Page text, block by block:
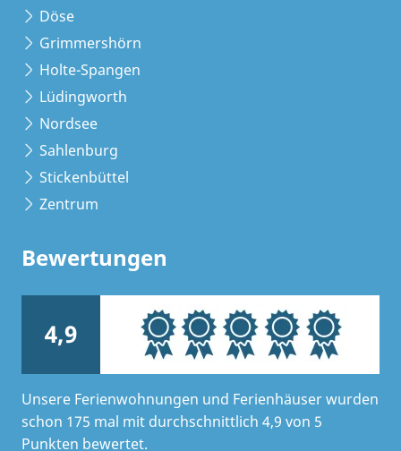
Döse
Grimmershörn
Holte-Spangen
Lüdingworth
Nordsee
Sahlenburg
Stickenbüttel
Zentrum
Bewertungen
4,9
Unsere Ferienwohnungen und Ferienhäuser wurden
schon 175 mal mit durchschnittlich 4,9 von 5
Punkten bewertet.